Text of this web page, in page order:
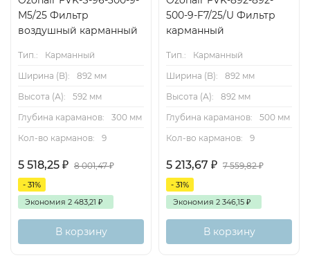
M5/25 Фильтр
воздушный карманный
Тип.:
Карманный
Ширина (B):
892 мм
Высота (А):
592 мм
Глубина караманов:
300 мм
Кол-во карманов:
9
5 518,25 ₽ 8 001,47₽
- 31%
Экономия 2 483,21 ₽
В корзину
500-9-F7/25/U Фильтр
карманный
Тип.:
Карманный
Ширина (B):
892 мм
Высота (А):
892 мм
Глубина караманов:
500 мм
Кол-во карманов:
9
5 213,67 ₽ 7 559,82₽
- 31%
Экономия 2 346,15 ₽
В корзину